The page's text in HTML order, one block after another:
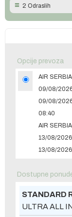
2 Odraslih
Opcije prevoza
AIR SERBIA
09/08/
09/08/
08:40
AIR SERBIA
13/08/
13/08/2026
Dostupne
STANDARD
ULTRA ALL